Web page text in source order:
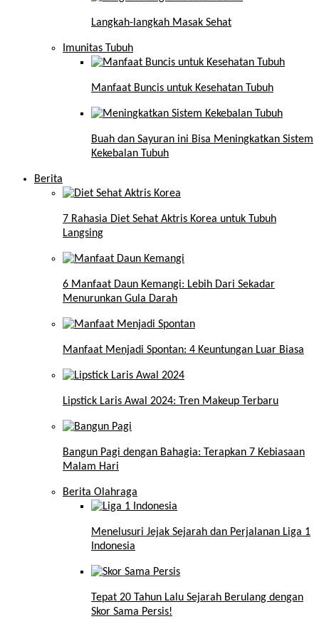
Langkah-langkah Masak Sehat
Imunitas Tubuh
Manfaat Buncis untuk Kesehatan Tubuh
Buah dan Sayuran ini Bisa Meningkatkan Sistem
Kekebalan Tubuh
Berita
7 Rahasia Diet Sehat Aktris Korea untuk Tubuh
Langsing
6 Manfaat Daun Kemangi: Lebih Dari Sekadar
Menurunkan Gula Darah
Manfaat Menjadi Spontan: 4 Keuntungan Luar Biasa
Lipstick Laris Awal 2024: Tren Makeup Terbaru
Bangun Pagi dengan Bahagia: Terapkan 7 Kebiasaan
Malam Hari
Berita Olahraga
Menelusuri Jejak Sejarah dan Perjalanan Liga 1
Indonesia
Tepat 20 Tahun Lalu Sejarah Berulang dengan
Skor Sama Persis!